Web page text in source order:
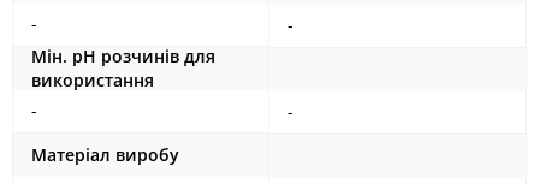
-
Мін. рН розчинів для
використання
-
Матеріал виробу
-
-